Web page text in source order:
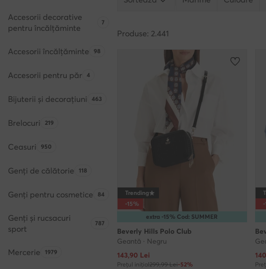
Accesorii decorative
pentru încălțăminte
Numărul de produse:
7
Accesorii încălțăminte Numărul de produse:
98
Accesorii pentru păr Numărul de produse:
4
Bijuterii și decorațiuni Numărul de produse:
463
Brelocuri Numărul de produse:
219
Ceasuri Numărul de produse:
950
Genți de călătorie Numărul de produse:
118
Genți pentru cosmetice Numărul de produse:
84
Genți și rucsacuri
sport
Numărul de produse:
787
Mercerie Numărul de produse:
1979
Produse: 2.441
extra -15% Cod: SUMMER
Trending
-15%
Beverly Hills Polo Club
Geantă · Negru
Prețul actual
143,90 Lei
Prețul inițial299,99 Lei-52%